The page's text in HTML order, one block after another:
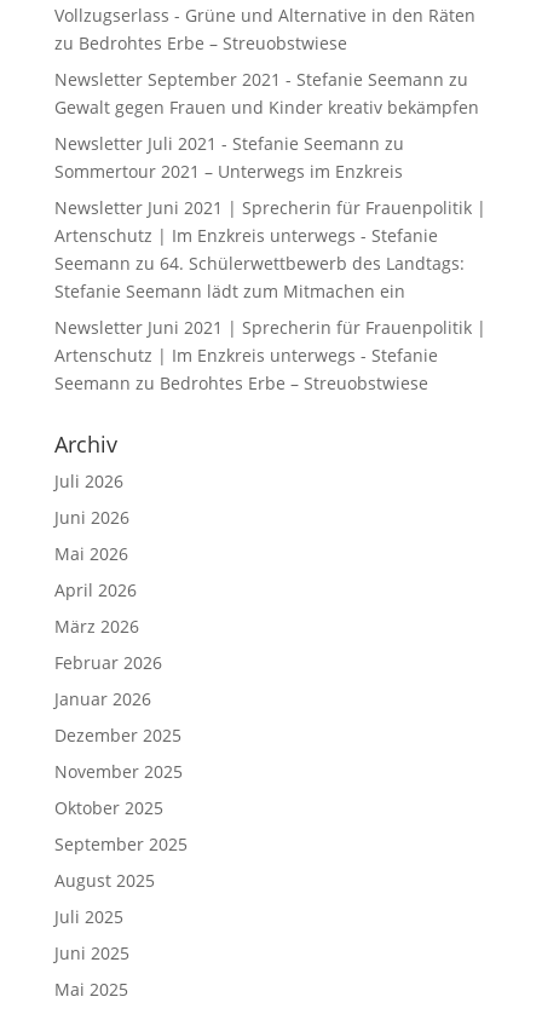
Vollzugserlass - Grüne und Alternative in den Räten
zu Bedrohtes Erbe – Streuobstwiese
Newsletter September 2021 - Stefanie Seemann zu
Gewalt gegen Frauen und Kinder kreativ bekämpfen
Newsletter Juli 2021 - Stefanie Seemann zu
Sommertour 2021 – Unterwegs im Enzkreis
Newsletter Juni 2021 | Sprecherin für Frauenpolitik |
Artenschutz | Im Enzkreis unterwegs - Stefanie
Seemann zu 64. Schülerwettbewerb des Landtags:
Stefanie Seemann lädt zum Mitmachen ein
Newsletter Juni 2021 | Sprecherin für Frauenpolitik |
Artenschutz | Im Enzkreis unterwegs - Stefanie
Seemann zu Bedrohtes Erbe – Streuobstwiese
Archiv
Juli 2026
Juni 2026
Mai 2026
April 2026
März 2026
Februar 2026
Januar 2026
Dezember 2025
November 2025
Oktober 2025
September 2025
August 2025
Juli 2025
Juni 2025
Mai 2025